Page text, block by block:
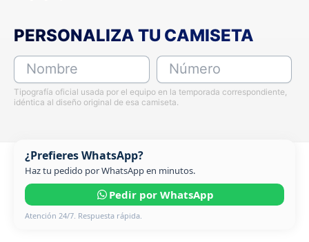
PERSONALIZA TU CAMISETA
Nombre Número
Tipografía oficial usada por el equipo en la temporada correspondiente,
idéntica al diseño original de esa camiseta.
¿Prefieres WhatsApp?
Haz tu pedido por WhatsApp en minutos.
Pedir por WhatsApp
Atención 24/7. Respuesta rápida.